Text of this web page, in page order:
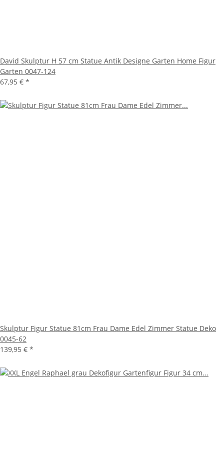
David Skulptur H 57 cm Statue Antik Designe Garten Home Figur
Garten 0047-124
67,95 € *
Skulptur Figur Statue 81cm Frau Dame Edel Zimmer Statue Deko
0045-62
139,95 € *